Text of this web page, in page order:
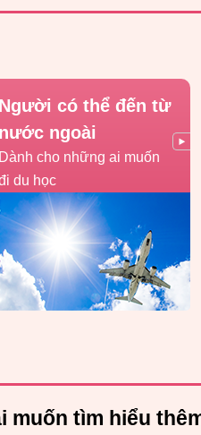
Người có thể đến từ
nước ngoài
Dành cho những ai muốn
du học
muốn tìm hiểu